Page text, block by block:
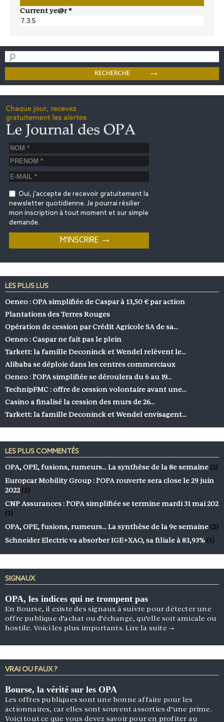
Current ye@r*
Oui, j'accepte de recevoir gratuitement la
newsletter quotidienne. Je pourrai résilier
mon inscription à tout moment et sur simple
demande.
LES PLUS LUS
Oeneo : OPA simplifiée de Caspar à 13,50 € par action
Plantations des Terres Rouges
Opération de cession par Crédit Agricole SA de sa…
Oeneo : Caspar ne fait pas le plein
Tarkett: la famille Deconinck et Wendel relèvent le…
Alibaba se déploie dans les centres commerciaux
Oeneo : l’OPA simplifiée se déroulera du 6 au 19…
TechnipFMC : offre de cession volontaire avant une…
Casino a finalisé la cession des murs de 26…
Tarkett: la famille Deconinck et Wendel envisagent…
LES PLUS COMMENTÉS
OPA, OPE, fusions, rumeurs… La synthèse de la 8e semaine (1)
Europcar Mobility Group : l’OPA rouverte sera close le 29 juin
2022 (2)
CNP Assurances : l’OPA simplifiée se termine mardi 31 mai 202
(1)
OPA, OPE, fusions, rumeurs… La synthèse de la 9e semaine (2)
Schneider Electric va absorber IGE+XAO, sa filiale à 83,93% (1)
SIGNAUX
OPA, les indices qui ne trompent pas
En Bourse, il existe des signaux à suivre pour détecter une
offre publique d’achat ou d’échange, qu’elle soit amicale ou
hostile. Voici les plus importants.Lire la suite →
VRAI OU FAUX ?
Bourse, la vérité sur les OPA
Les offres publiques sont une bonne affaire pour les
actionnaires, car elles sont souvent assorties d’une prime.
Voici tout ce que vous devez savoir pour en profiter au